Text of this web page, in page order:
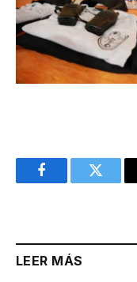
FacebookTwitter
LEER MÁS